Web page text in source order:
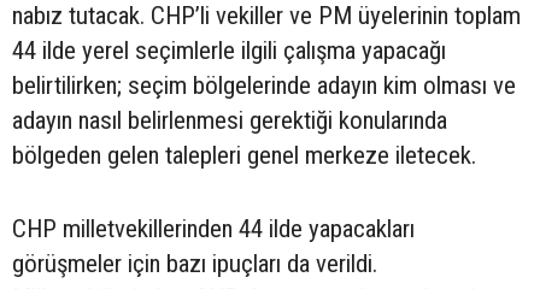
nabız tutacak. CHP’li vekiller ve PM üyelerinin toplam
44 ilde yerel seçimlerle ilgili çalışma yapacağı
belirtilirken; seçim bölgelerinde adayın kim olması ve
adayın nasıl belirlenmesi gerektiği konularında
bölgeden gelen talepleri genel merkeze iletecek.
CHP milletvekillerinden 44 ilde yapacakları
görüşmeler için bazı ipuçları da verildi.